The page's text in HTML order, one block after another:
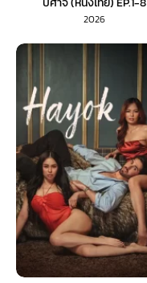
2026